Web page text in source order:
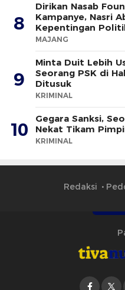
8
Dirikan Nasab
Kampanye, Nasri
Kepentingan
MAJANG
9
Minta Duit Lebih
Seorang PSK di
Ditusuk
KRIMINAL
10
Gegara Sanksi,
Nekat Tikam
KRIMINAL
Redaksi